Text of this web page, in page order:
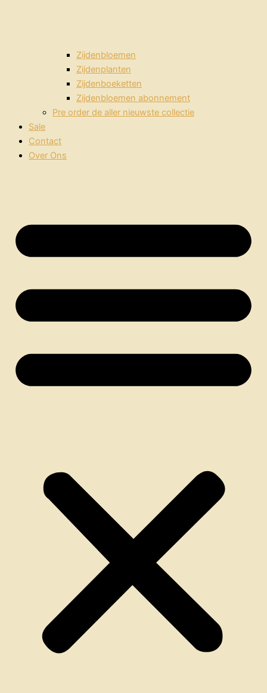
Zijdenbloemen
Zijdenplanten
Zijdenboeketten
Zijdenbloemen abonnement
Pre order de aller nieuwste collectie
Sale
Contact
Over Ons